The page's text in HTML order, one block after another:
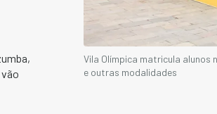
Vila Olímpica matricula
e outras modalidades